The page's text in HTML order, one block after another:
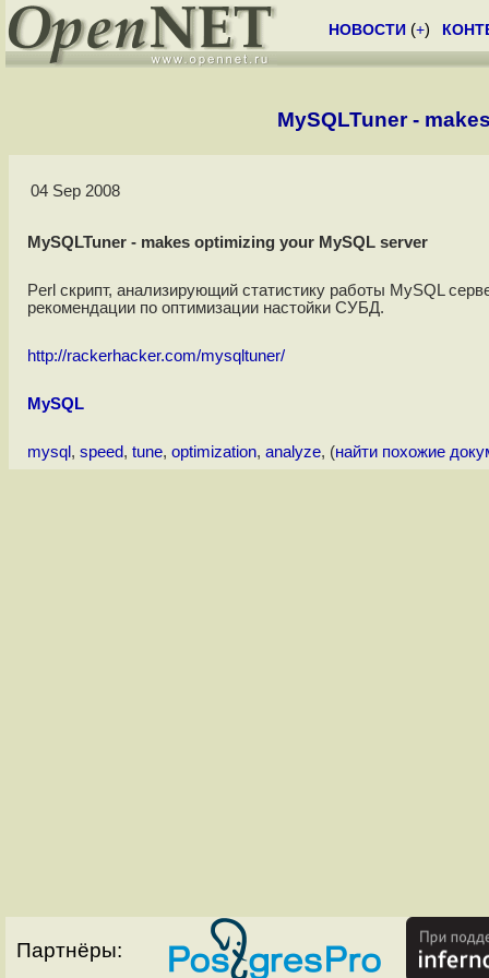
НОВОСТИ (+)
MySQLTuner -
04 Sep 2008
MySQLTuner - makes optimizing your MySQL server
Perl скрипт, анализирующий статистику работы MySQL
рекомендации по оптимизации настойки СУБД.
http://rackerhacker.com/mysqltuner/
MySQL
mysql , speed, tune, optimization, analyze, (найти похожие
Партнёры: